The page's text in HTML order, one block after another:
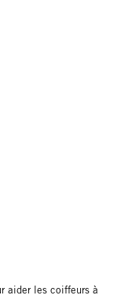
aider les coiffeurs à